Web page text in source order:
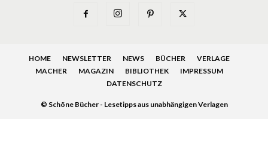
HOME NEWSLETTER NEWS BÜCHER
VERLAGE
MACHER
MAGAZIN BIBLIOTHEK
IMPRESSUM
DATENSCHUTZ
© Schöne Bücher - Lesetipps aus unabhängigen Verlagen